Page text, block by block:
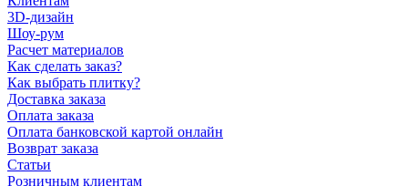
3D-дизайн
Шоу-рум
Расчет материалов
Как сделать заказ?
Как выбрать плитку?
Доставка заказа
Оплата заказа
Оплата банковской картой онлайн
Возврат заказа
Статьи
Розничным клиентам